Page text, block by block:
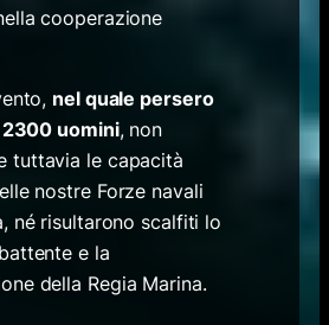
cooperazione
nel quale persero
uomini, non
tuttavia le capacità
nostre Forze navali
né risultarono scalfiti lo
e la
della Regia Marina.